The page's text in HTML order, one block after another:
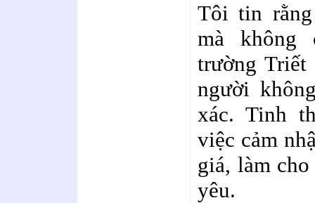
Tôi tin
mà không
trường Triết
người
xác. Tinh
việc cảm
giá, làm
yêu.